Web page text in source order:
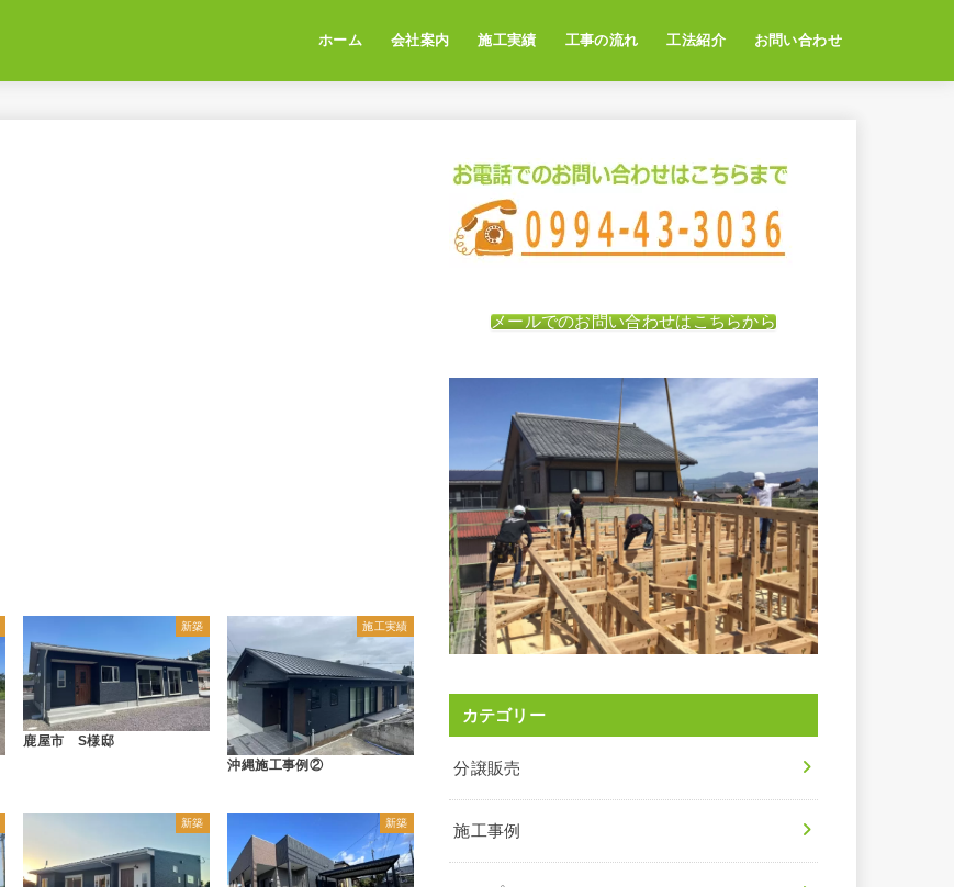
ホーム 会社案内 施工実績 工事の流れ 工法紹介 お問い合わせ
新築
鹿屋市 S様邸
施工実績
沖縄施工事例②
新築 新築
メールでのお問い合わせはこちらから
カテゴリー
分譲販売
施工事例